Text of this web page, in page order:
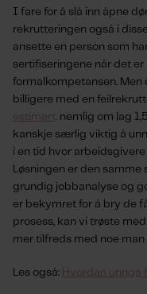
I fare for å slå inn åpne
rekrutteringen også i
ansette en person som
sertifiseringene når det
formalkompetansen.
billigere med en
estimert, nemlig om lag
kanskje særlig viktig å
i en tid hvor
Løsningen er den samme
grundig jobbanalyse og
er bekymret for å bry de
prosess, kan vi trøste
mer tilfreds med noe man
Les også: Hvordan unngå